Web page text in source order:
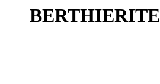
BERTHIERITE